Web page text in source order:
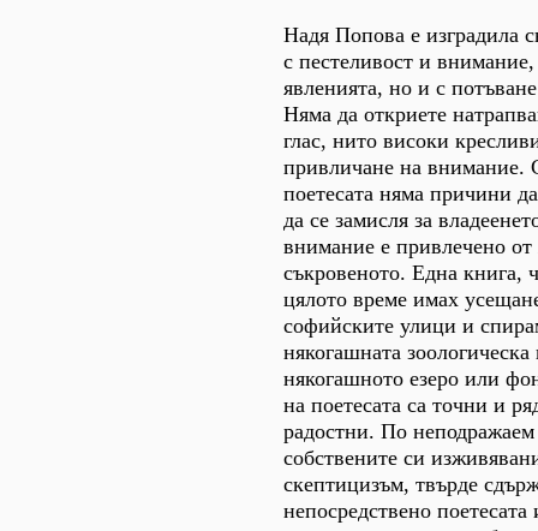
Надя Попова е изградила
с пестеливост и
явленията, но и с
Няма да откриете
глас, нито високи
привличане на внимание.
поетесата няма причини
да се замисля за
внимание е привлечено
съкровеното. Една книга,
цялото време имах
софийските улици и
някогашната
някогашното езеро или
на поетесата са точни и
радостни. По неподражаем
собствените си
скептицизъм, твърде
непосредствено поетесата